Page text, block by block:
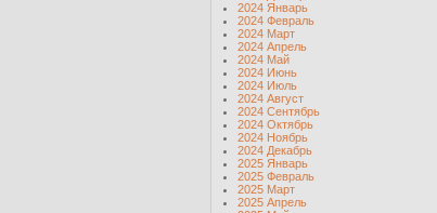
2024 Январь
2024 Февраль
2024 Март
2024 Апрель
2024 Май
2024 Июнь
2024 Июль
2024 Август
2024 Сентябрь
2024 Октябрь
2024 Ноябрь
2024 Декабрь
2025 Январь
2025 Февраль
2025 Март
2025 Апрель